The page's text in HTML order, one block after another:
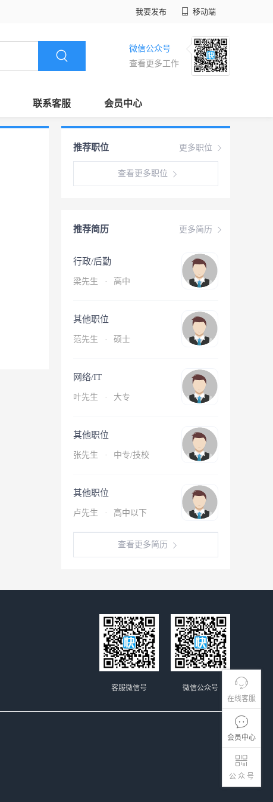
我要发布 移动端
微信公众号
查看更多工作
联系客服 会员中心
在线客服
会员中心
公 众 号
更多职位
推荐职位
查看更多职位
更多简历
推荐简历
行政/后勤
梁先生 · 高中
其他职位
范先生 · 硕士
网络/IT
叶先生 · 大专
其他职位
张先生 · 中专/技校
其他职位
卢先生 · 高中以下
查看更多简历
微信公众号
客服微信号